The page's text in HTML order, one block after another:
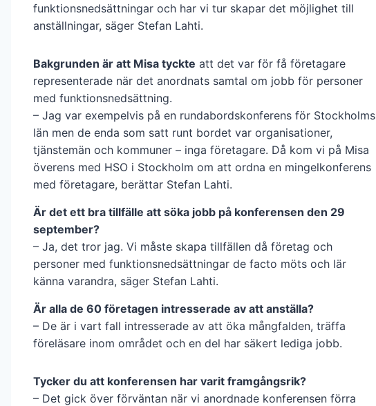
funktionsnedsättningar och har vi tur skapar det möjlighet till
anställningar, säger Stefan Lahti.
Bakgrunden är att Misa tyckte att det var för få företagare
representerade när det anordnats samtal om jobb för personer
med funktionsnedsättning.
– Jag var exempelvis på en rundabordskonferens för Stockholms
län men de enda som satt runt bordet var organisationer,
tjänstemän och kommuner – inga företagare. Då kom vi på Misa
överens med HSO i Stockholm om att ordna en mingelkonferens
med företagare, berättar Stefan Lahti.
Är det ett bra tillfälle att söka jobb på konferensen den 29
september?
– Ja, det tror jag. Vi måste skapa tillfällen då företag och
personer med funktionsnedsättningar de facto möts och lär
känna varandra, säger Stefan Lahti.
Är alla de 60 företagen intresserade av att anställa?
– De är i vart fall intresserade av att öka mångfalden, träffa
föreläsare inom området och en del har säkert lediga jobb.
Tycker du att konferensen har varit framgångsrik?
– Det gick över förväntan när vi anordnade konferensen förra